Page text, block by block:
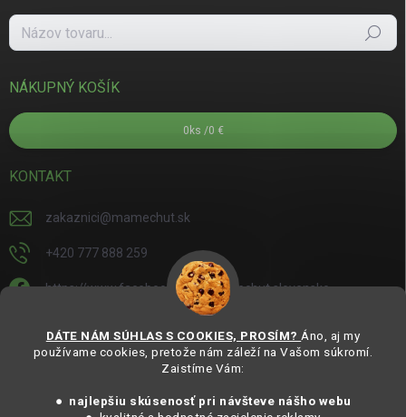
DÁTE NÁM SÚHLAS S COOKIES, PROSÍM? Áno, aj my
používame cookies, pretože nám záleží na Vašom súkromí.
Zaistíme Vám:
● najlepšiu skúsenosť pri návšteve nášho webu
Hľadať
NÁKUPNÝ KOŠÍK
0 ks /0 €
KONTAKT
zakaznici@mamechut.sk
+420 777 888 259
https://www.facebook.com/mamechut.slovensko
https://www.youtube.com/@mamechutczsk
@mamechut.czsk